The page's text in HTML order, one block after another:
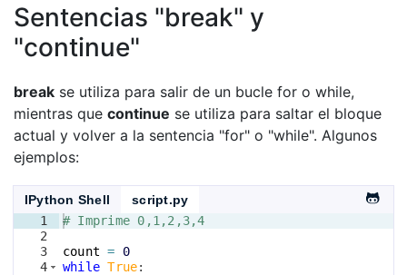
Sentencias "break" y
"continue"
break se utiliza para salir de un bucle for o while,
mientras que continue se utiliza para saltar el bloque
actual y volver a la sentencia "for" o "while". Algunos
ejemplos:
IPython Shell
script.py
1
2
3
4
# Imprime 0,1,2,3,4
count =
0
while True: